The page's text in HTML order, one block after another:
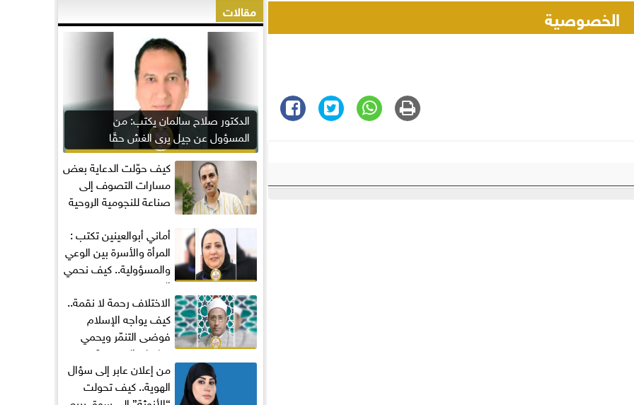
الخصوصية مقالات
الدكتور صلاح سالمان يكتب: من
المسؤول عن جيل يرى الغش حقًا
مكتسبًا؟
كيف حوّلت الدعاية بعض
مسارات التصوف إلى
صناعة للنجومية الروحية
أماني‭ ‬أبوالعينين‭ ‬تكتب :
المرأة والأسرة بين الوعي
والمسؤولية.. كيف نحمي
المجتمع...
الاختلاف رحمة لا نقمة..
كيف يواجه الإسلام
فوضى التنمّر ويحمي
تماسك المجتمع؟
من إعلان عابر إلى سؤال
الهوية.. كيف تحولت